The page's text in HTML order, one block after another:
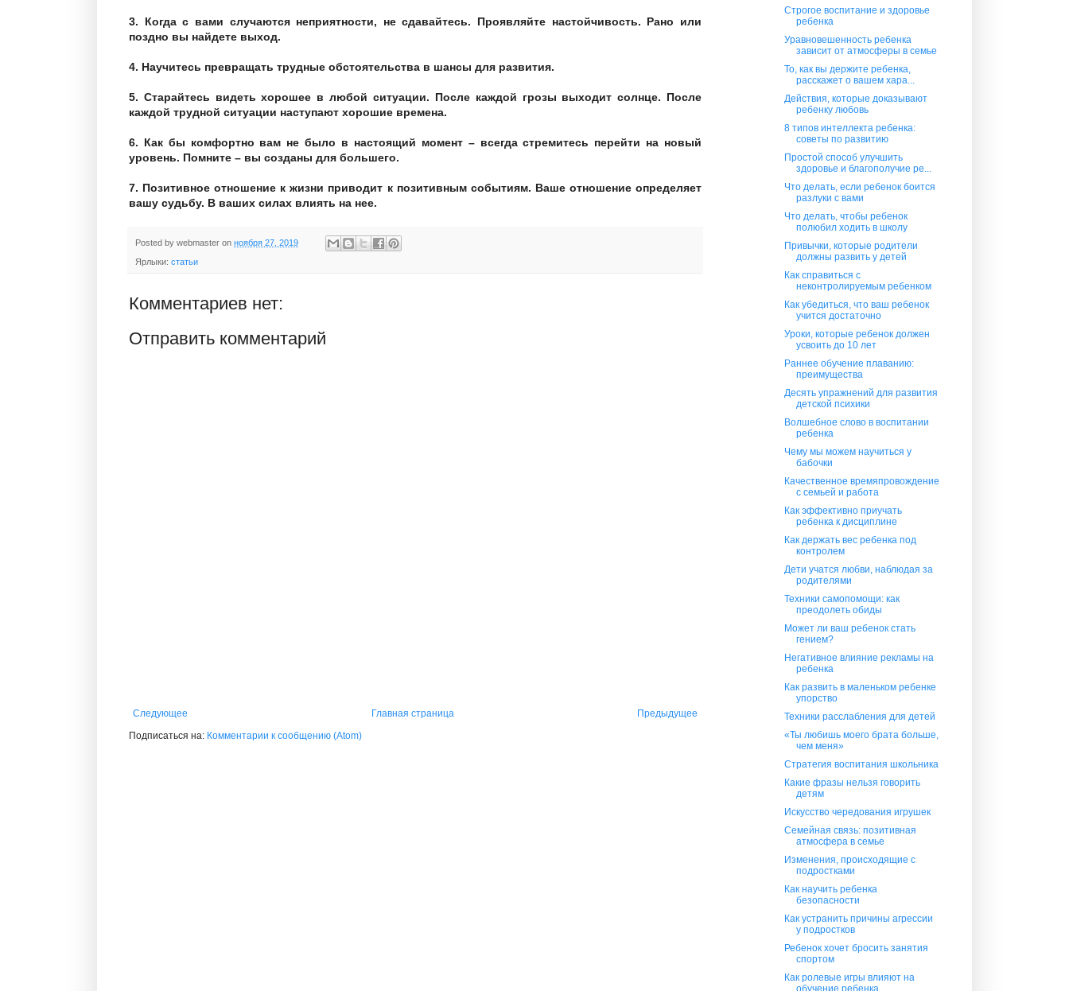
3. Когда с вами случаются неприятности, не сдавайтесь. Проявляйте настойчивость. Рано или
поздно вы найдете выход.
4. Научитесь превращать трудные обстоятельства в шансы для развития.
5. Старайтесь видеть хорошее в любой ситуации. После каждой грозы выходит солнце. После
каждой трудной ситуации наступают хорошие времена.
6. Как бы комфортно вам не было в настоящий момент – всегда стремитесь перейти на новый
уровень. Помните – вы созданы для большего.
7. Позитивное отношение к жизни приводит к позитивным событиям. Ваше отношение определяет
вашу судьбу. В ваших силах влиять на нее.
Posted by webmaster on ноября 27, 2019
Ярлыки: статьи
Комментариев нет:
Отправить комментарий
Следующее Предыдущее
Главная страница
Подписаться на: Комментарии к сообщению (Atom)
Строгое воспитание и здоровье
ребенка
Уравновешенность ребенка
зависит от атмосферы в семье
То, как вы держите ребенка,
расскажет о вашем хара...
Действия, которые доказывают
ребенку любовь
8 типов интеллекта ребенка:
советы по развитию
Простой способ улучшить
здоровье и благополучие ре...
Что делать, если ребенок боится
разлуки с вами
Что делать, чтобы ребенок
полюбил ходить в школу
Привычки, которые родители
должны развить у детей
Как справиться с
неконтролируемым ребенком
Как убедиться, что ваш ребенок
учится достаточно
Уроки, которые ребенок должен
усвоить до 10 лет
Раннее обучение плаванию:
преимущества
Десять упражнений для развития
детской психики
Волшебное слово в воспитании
ребенка
Чему мы можем научиться у
бабочки
Качественное времяпровождение
с семьей и работа
Как эффективно приучать
ребенка к дисциплине
Как держать вес ребенка под
контролем
Дети учатся любви, наблюдая за
родителями
Техники самопомощи: как
преодолеть обиды
Может ли ваш ребенок стать
гением?
Негативное влияние рекламы на
ребенка
Как развить в маленьком ребенке
упорство
Техники расслабления для детей
«Ты любишь моего брата больше,
чем меня»
Стратегия воспитания школьника
Какие фразы нельзя говорить
детям
Искусство чередования игрушек
Семейная связь: позитивная
атмосфера в семье
Изменения, происходящие с
подростками
Как научить ребенка
безопасности
Как устранить причины агрессии
у подростков
Ребенок хочет бросить занятия
спортом
Как ролевые игры влияют на
обучение ребенка